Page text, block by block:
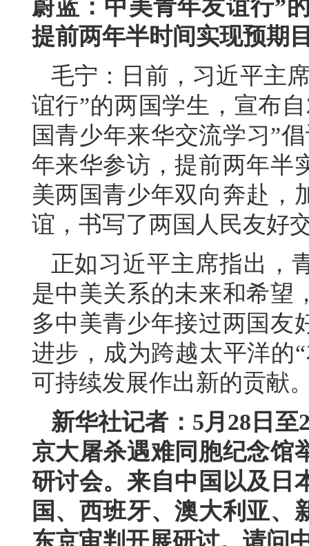
蔚蓝：中美青年友谊行”
提前两年半时间实现预期
毛宁：日前，习近平主
谊行”的两国学生，宣布
国青少年来华交流学习”
年来华参访，提前两年半
美两国青少年双向奔赴，
谊，书写了两国人民友好
正如习近平主席指出，
是中美关系的未来和希望
多中美青少年接过两国友
进步，成为跨越太平洋的
可持续发展作出新的贡献
新华社记者：5月28日
京大屠杀遇难同胞纪念馆
研讨会。来自中国以及日
国、西班牙、澳大利亚、
东京审判开展研讨。请问